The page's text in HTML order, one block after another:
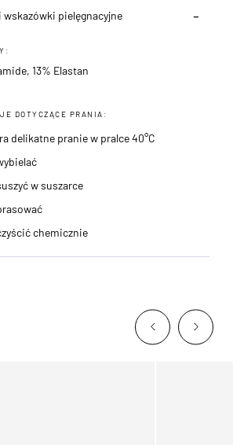
wskazówki pielęgnacyjne
13% Elastan
DOTYCZĄCE PRANIA:
delikatne pranie w pralce 40°C
w suszarce
chemicznie